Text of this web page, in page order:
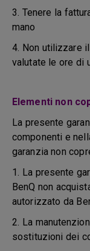
3. Tenere la
mano
4. Non utilizzare
valutate le ore di
Elementi non
La presente
componenti e
garanzia non
1. La presente
BenQ non
autorizzato da
2. La
sostituzioni dei